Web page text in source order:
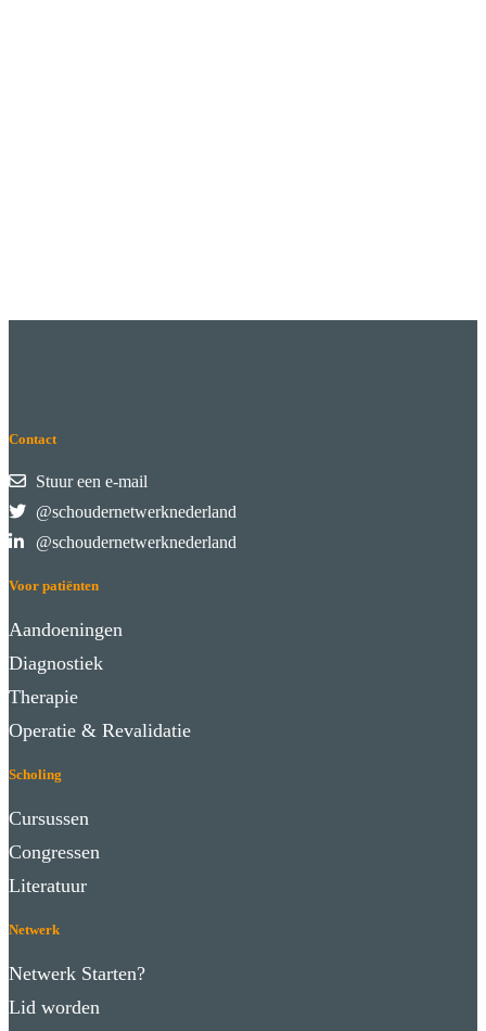
Contact
Stuur een e-mail
@schoudernetwerknederland
@schoudernetwerknederland
Voor patiënten
Aandoeningen
Diagnostiek
Therapie
Operatie & Revalidatie
Scholing
Cursussen
Congressen
Literatuur
Netwerk
Netwerk Starten?
Lid worden